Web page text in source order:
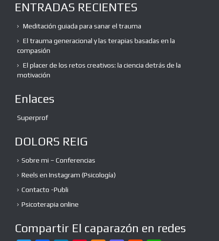
ENTRADAS RECIENTES
Meditación guiada para sanar el trauma
El trauma generacional y las terapias basadas en la
compasión
El placer de los retos creativos: la ciencia detrás de la
motivación
Enlaces
Superprof
DOLORS REIG
Sobre mi – Conferencias
Reels en Instagram (Psicología)
Contacto -Publi
Psicoterapia online
Compartir El caparazón en redes